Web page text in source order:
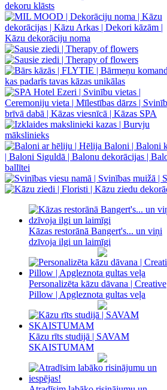
Kāzas restorānā Bangert's... un viņi
dzīvoja ilgi un laimīgi
Personalizēta kāzu dāvana | Creative
Pillow | Apgleznota gultas veļa
Kāzu rīts studijā | SAVAM
SKAISTUMAM